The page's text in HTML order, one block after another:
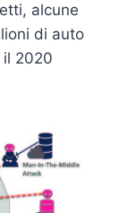
alcune
di auto
il 2020